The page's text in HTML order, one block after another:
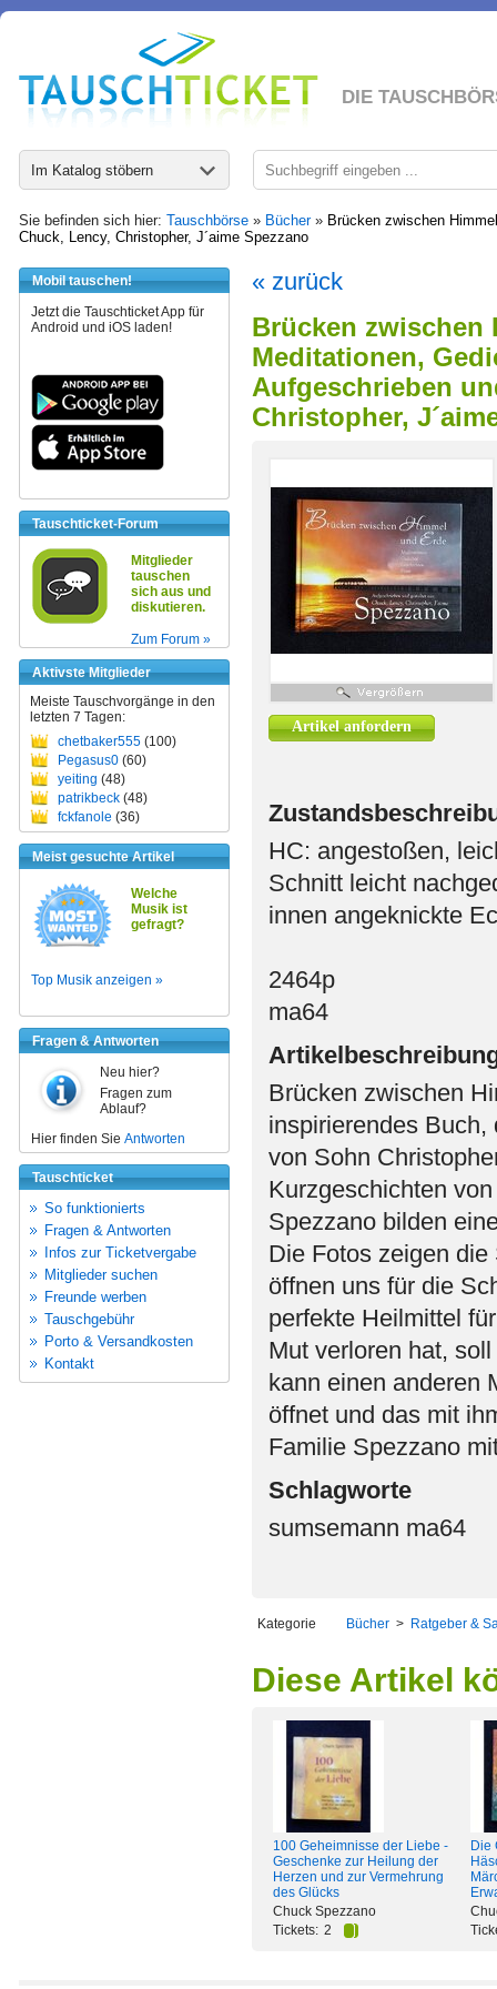
DIE
Im Katalog stöbern
Sie befinden sich hier: Tauschbörse » Bücher» Brücken zwischen
Chuck, Lency, Christopher, J´aime Spezzano
Mobil tauschen!
Jetzt die Tauschticket App für
Android und iOS laden!
Tauschticket-Forum
Mitglieder
tauschen
sich aus und
diskutieren.
Zum Forum »
Aktivste Mitglieder
Meiste Tauschvorgänge in den
letzten 7 Tagen:
chetbaker555 (100)
Pegasus0 (60)
yeiting (48)
patrikbeck (48)
fckfanole (36)
Meist gesuchte Artikel
Welche
Musik ist
gefragt?
Top Musik anzeigen »
Fragen & Antworten
Neu hier?
Fragen zum
Ablauf?
Hier finden Sie Antworten
Tauschticket
So funktionierts
Fragen & Antworten
Infos zur Ticketvergabe
Mitglieder suchen
Freunde werben
Tauschgebühr
Porto & Versandkosten
Kontakt
« zurück
Brücken zwischen
Meditationen,
Aufgeschrieben
Christopher,
Artikel anfordern
HC: angestoßen,
Schnitt leicht
innen angeknickte
2464p
ma64
Brücken zwischen
inspirierendes
von Sohn
Kurzgeschichten
Spezzano bilden
Die Fotos zeigen
öffnen uns für die
perfekte Heilmittel
Mut verloren hat,
kann einen anderen
öffnet und das mit
Familie Spezzano
Schlagworte
sumsemann ma64
Kategorie Bücher > Ratgeber &
Diese Artikel
100 Geheimnisse der Liebe -
Geschenke zur Heilung der
Herzen und zur Vermehrung
des Glücks
Chuck Spezzano
Tickets: 2
Die